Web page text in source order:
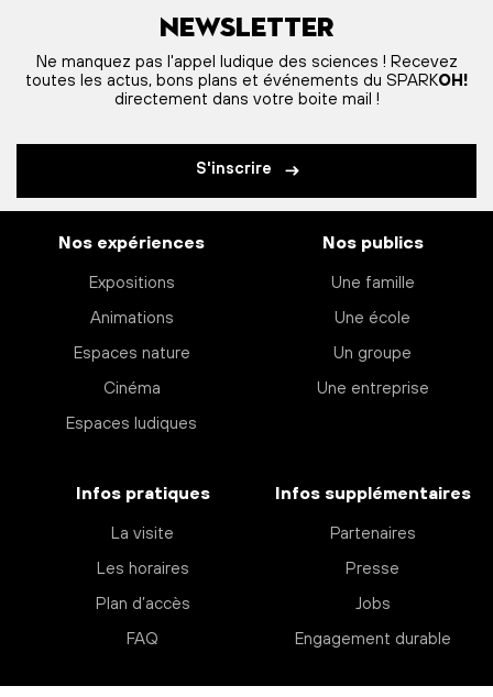
Newsletter
Ne manquez pas l'appel ludique des sciences ! Recevez
toutes les actus, bons plans et événements du SPARKOH!
directement dans votre boite mail !
S'inscrire
Nos expériences
Expositions
Animations
Espaces nature
Cinéma
Espaces ludiques
Nos publics
Une famille
Une école
Un groupe
Une entreprise
Infos pratiques
La visite
Les horaires
Plan d’accès
FAQ
Infos supplémentaires
Partenaires
Presse
Jobs
Engagement durable